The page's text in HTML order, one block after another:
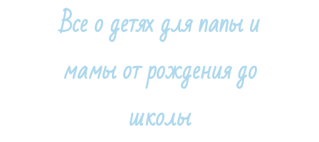
Все о детях для папы и
мамы от рождения до
школы